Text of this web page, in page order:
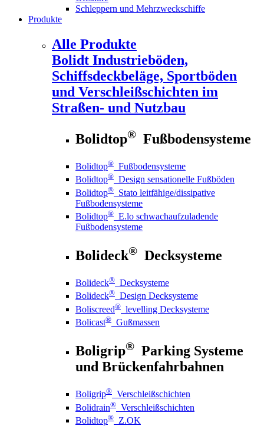
Schleppern und Mehrzweckschiffe
Produkte
Alle Produkte
Bolidt Industrieböden,
Schiffsdeckbeläge, Sportböden
und Verschleißschichten im
Straßen- und Nutzbau
Bolidtop® Fußbodensysteme
Bolidtop® Fußbodensysteme
Bolidtop® Design sensationelle Fußböden
Bolidtop® Stato leitfähige/dissipative
Fußbodensysteme
Bolidtop® E.lo schwachaufzuladende
Fußbodensysteme
Bolideck® Decksysteme
Bolideck® Decksysteme
Bolideck® Design Decksysteme
Boliscreed® levelling Decksysteme
Bolicast® Gußmassen
Boligrip® Parking Systeme
und Brückenfahrbahnen
Boligrip® Verschleißschichten
Bolidrain® Verschleißschichten
Bolidtop® Z.OK